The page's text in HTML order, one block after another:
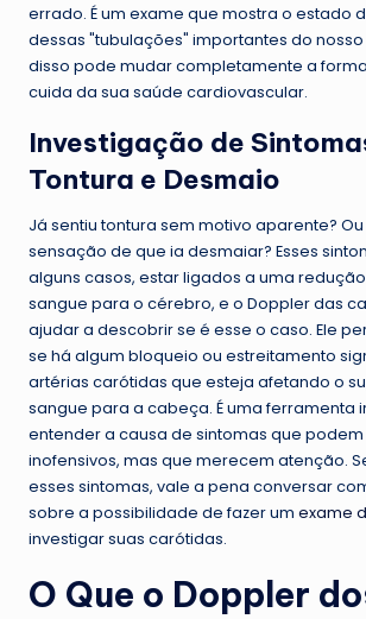
errado. É um exame que mostra o estado
dessas "tubulações" importantes do
disso pode mudar completamente a
cuida da sua saúde cardiovascular.
Investigação de
Tontura e Desmaio
Já sentiu tontura sem motivo aparente?
sensação de que ia desmaiar? Esses
alguns casos, estar ligados a uma
sangue para o cérebro, e o Doppler das
ajudar a descobrir se é esse o caso. Ele
se há algum bloqueio ou estreitamento
artérias carótidas que esteja afetando o
sangue para a cabeça. É uma ferramenta
entender a causa de sintomas que
inofensivos, mas que merecem atenção.
esses sintomas, vale a pena conversar
sobre a possibilidade de fazer um exame
investigar suas carótidas.
O Que o Doppler